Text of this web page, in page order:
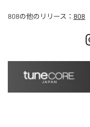
808の他のリリース： 808